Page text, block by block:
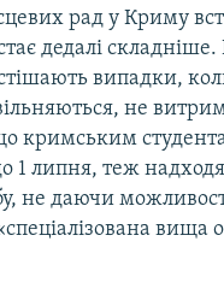
рад у Криму
дедалі
випадки,
не
кримським
1 липня, теж
не даючи
вища